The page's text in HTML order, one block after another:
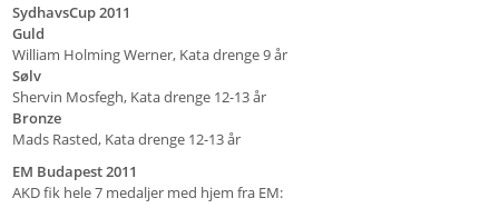
SydhavsCup 2011
Guld
William Holming Werner, Kata drenge 9 år
Sølv
Shervin Mosfegh, Kata drenge 12-13 år
Bronze
Mads Rasted, Kata drenge 12-13 år
EM Budapest 2011
AKD fik hele 7 medaljer med hjem fra EM: